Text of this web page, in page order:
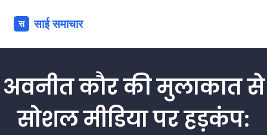
अवनीत कौर की मुलाकात से
सोशल मीडिया पर हड़कंप: